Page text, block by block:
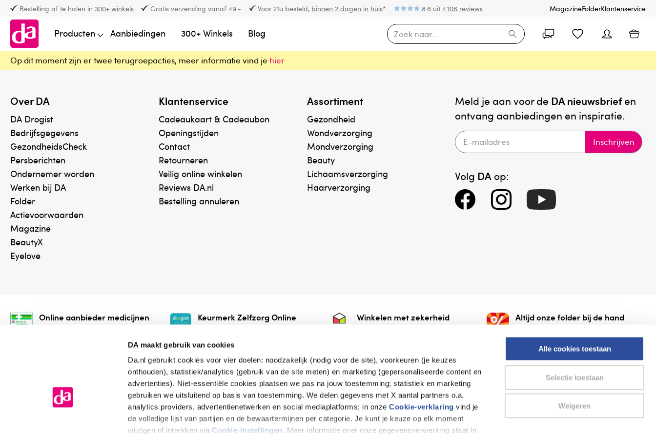
DA maakt gebruik van cookies
Da.nl gebruikt cookies voor vier doelen: noodzakelijk (nodig voor de site), voorkeuren (je keuzes
onthouden), statistiek/analytics (gebruik van de site meten) en marketing (gepersonaliseerde content en
advertenties). Niet-essentiële cookies plaatsen we pas na jouw toestemming; statistiek en marketing
gebruiken we uitsluitend op basis van toestemming. We delen gegevens met X aantal partners o.a.
analytics providers, advertentienetwerken en social mediaplatforms; in onzeCookie-verklaring vind je
de volledige lijst van partijen en de bewaartermijnen per categorie. Je kunt je keuze op elk moment
wijzigen of intrekken via Cookie-instellingen. Meer informatie over onze gegevensverwerking staat in
Alle cookies toestaan
Selectie toestaan
Weigeren
Bestelling af te halen in 300+ winkels Gratis verzending vanaf 49.- Voor 21u besteld, binnen 2 dagen in huis* 8.6 uit4.106 reviews MagazineFolderKlantenservice
Producten Aanbiedingen 300+ Winkels Blog
Op dit moment zijn er twee terugroepacties, meer informatie vind je hier
Over DA
DA Drogist
Bedrijfsgegevens
GezondheidsCheck
Persberichten
Ondernemer worden
Werken bij DA
Folder
Actievoorwaarden
Magazine
BeautyX
Eyelove
Klantenservice
Cadeaukaart & Cadeaubon
Openingstijden
Contact
Retourneren
Veilig online winkelen
Reviews DA.nl
Bestelling annuleren
Assortiment
Gezondheid
Wondverzorging
Mondverzorging
Beauty
Lichaamsverzorging
Haarverzorging
Meld je aan voor de DA nieuwsbriefen
ontvang aanbiedingen en inspiratie.
Inschrijven
Volg DA op:
Online aanbieder medicijnen
onze webshop mag verkopen.
Keurmerk Zelfzorg Online
online.
Winkelen met zekerheid Altijd onze folder bij de hand
AlleFolders.
de vriendelijke specialist
Algemene voorwaarden Cookieverklaring Disclaimer Privacy verklaring Thuiswinkel waarborg